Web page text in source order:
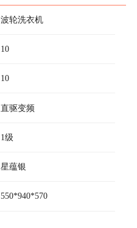
波轮洗衣机
10
10
直驱变频
1级
星蕴银
550*940*570